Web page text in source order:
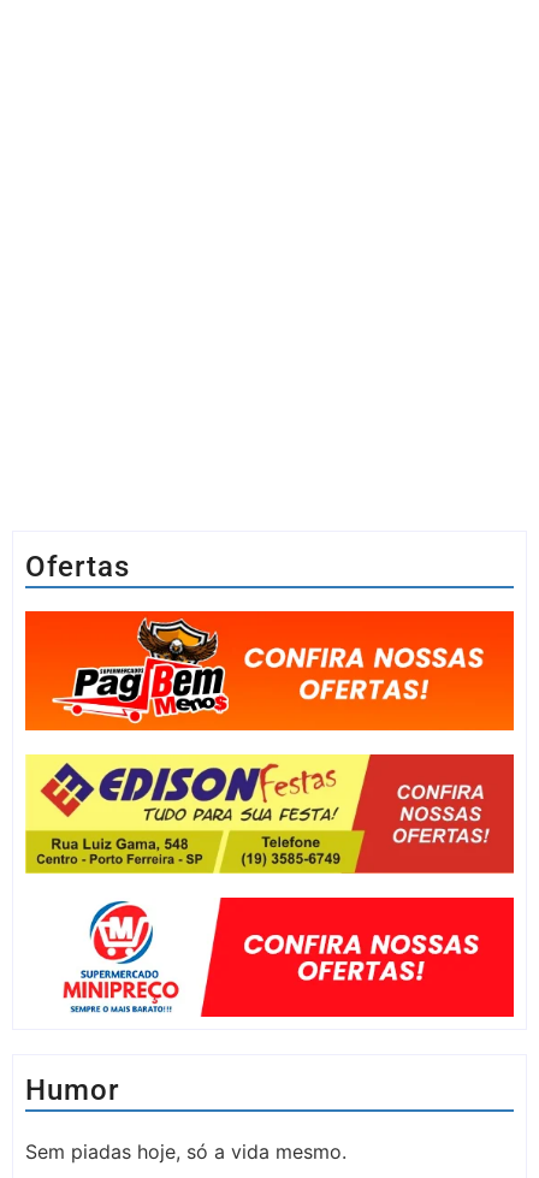
Ofertas
Humor
Sem piadas hoje, só a vida mesmo.